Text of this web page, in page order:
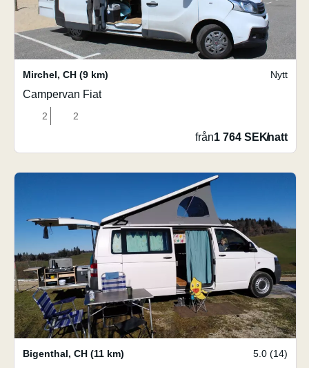
Mirchel, CH (9 km) Nytt
Campervan Fiat
2 2
från1 764 SEK/natt
Bigenthal, CH (11 km) 5.0 (14)